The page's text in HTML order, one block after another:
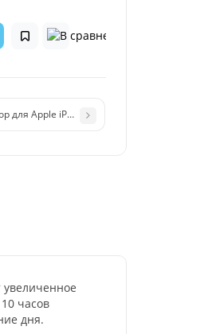
2250 mAh Оригинал
для Apple iPhone 8 усиленная 2200
часов
дня.